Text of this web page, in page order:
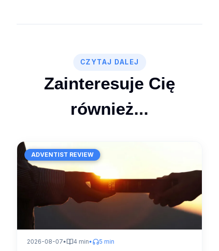
CZYTAJ DALEJ
Zainteresuje Cię
również...
ADVENTIST REVIEW
2026-08-07• 4 min• 5 min